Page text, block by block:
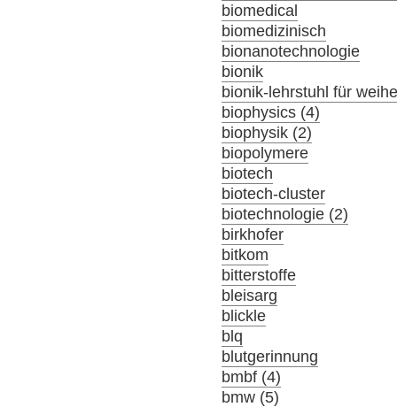
biomedical
biomedizinisch
bionanotechnologie
bionik
bionik-lehrstuhl für
biophysics (4)
biophysik (2)
biopolymere
biotech
biotech-cluster
biotechnologie (2)
birkhofer
bitkom
bitterstoffe
bleisarg
blickle
blq
blutgerinnung
bmbf (4)
bmw (5)